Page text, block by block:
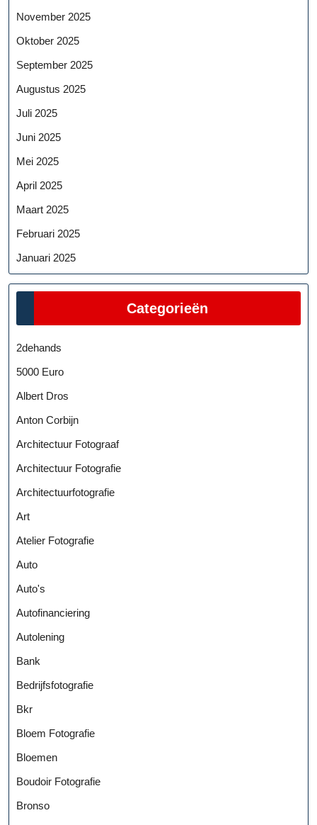
November 2025
Oktober 2025
September 2025
Augustus 2025
Juli 2025
Juni 2025
Mei 2025
April 2025
Maart 2025
Februari 2025
Januari 2025
Categorieën
2dehands
5000 Euro
Albert Dros
Anton Corbijn
Architectuur Fotograaf
Architectuur Fotografie
Architectuurfotografie
Art
Atelier Fotografie
Auto
Auto's
Autofinanciering
Autolening
Bank
Bedrijfsfotografie
Bkr
Bloem Fotografie
Bloemen
Boudoir Fotografie
Bronso